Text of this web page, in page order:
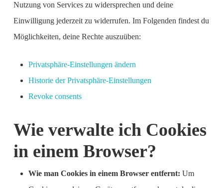
Nutzung von Services zu widersprechen und deine
Einwilligung jederzeit zu widerrufen. Im Folgenden findest du
Möglichkeiten, deine Rechte auszuüben:
Privatsphäre-Einstellungen ändern
Historie der Privatsphäre-Einstellungen
Revoke consents
Wie verwalte ich Cookies
in einem Browser?
Wie man Cookies in einem Browser entfernt: Um